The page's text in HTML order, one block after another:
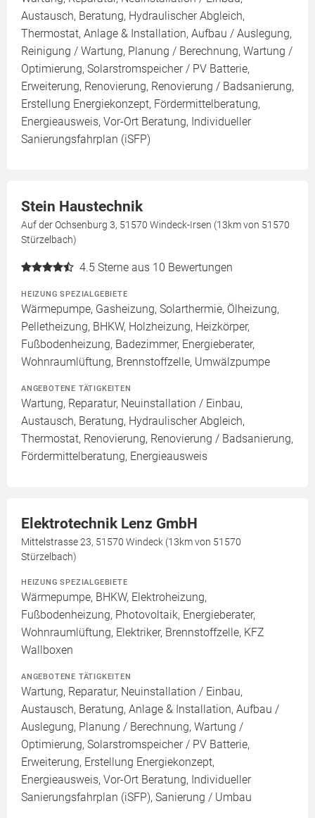
Austausch, Beratung, Hydraulischer Abgleich,
Thermostat, Anlage & Installation, Aufbau / Auslegung,
Reinigung / Wartung, Planung / Berechnung, Wartung /
Optimierung, Solarstromspeicher / PV Batterie,
Erweiterung, Renovierung, Renovierung / Badsanierung,
Erstellung Energiekonzept, Fördermittelberatung,
Energieausweis, Vor-Ort Beratung, Individueller
Sanierungsfahrplan (iSFP)
Stein Haustechnik
Auf der Ochsenburg 3, 51570 Windeck-Irsen (13km von 51570
Stürzelbach)
4.5 Sterne aus 10 Bewertungen
HEIZUNG SPEZIALGEBIETE
Wärmepumpe, Gasheizung, Solarthermie, Ölheizung,
Pelletheizung, BHKW, Holzheizung, Heizkörper,
Fußbodenheizung, Badezimmer, Energieberater,
Wohnraumlüftung, Brennstoffzelle, Umwälzpumpe
ANGEBOTENE TÄTIGKEITEN
Wartung, Reparatur, Neuinstallation / Einbau,
Austausch, Beratung, Hydraulischer Abgleich,
Thermostat, Renovierung, Renovierung / Badsanierung,
Fördermittelberatung, Energieausweis
Elektrotechnik Lenz GmbH
Mittelstrasse 23, 51570 Windeck (13km von 51570
Stürzelbach)
HEIZUNG SPEZIALGEBIETE
Wärmepumpe, BHKW, Elektroheizung,
Fußbodenheizung, Photovoltaik, Energieberater,
Wohnraumlüftung, Elektriker, Brennstoffzelle, KFZ
Wallboxen
ANGEBOTENE TÄTIGKEITEN
Wartung, Reparatur, Neuinstallation / Einbau,
Austausch, Beratung, Anlage & Installation, Aufbau /
Auslegung, Planung / Berechnung, Wartung /
Optimierung, Solarstromspeicher / PV Batterie,
Erweiterung, Erstellung Energiekonzept,
Energieausweis, Vor-Ort Beratung, Individueller
Sanierungsfahrplan (iSFP), Sanierung / Umbau